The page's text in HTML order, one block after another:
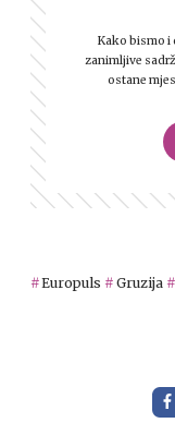
Kako bismo i
zanimljive
ostane
Europuls Gruzija